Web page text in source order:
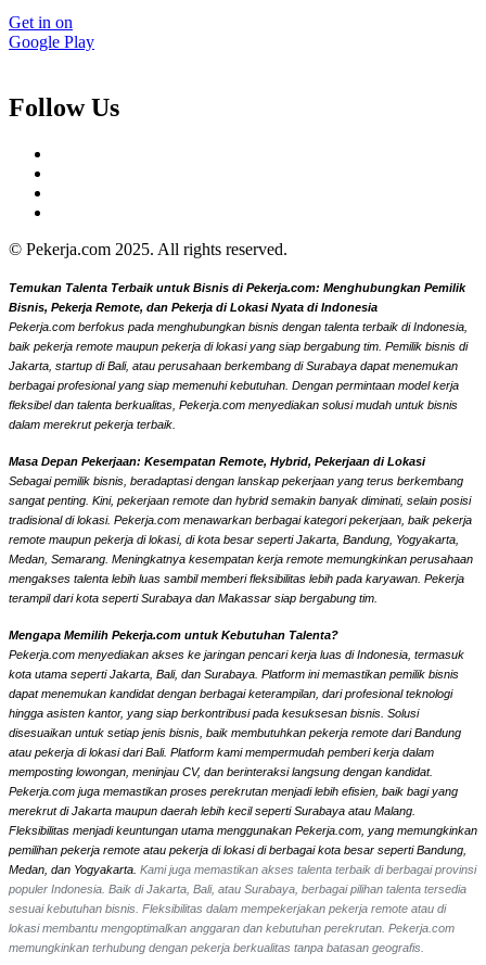
Get in on
Google Play
Follow Us
© Pekerja.com 2025. All rights reserved.
Temukan Talenta Terbaik untuk Bisnis di Pekerja.com: Menghubungkan Pemilik
Bisnis, Pekerja Remote, dan Pekerja di Lokasi Nyata di Indonesia
Pekerja.com berfokus pada menghubungkan bisnis dengan talenta terbaik di Indonesia,
baik pekerja remote maupun pekerja di lokasi yang siap bergabung tim. Pemilik bisnis di
Jakarta, startup di Bali, atau perusahaan berkembang di Surabaya dapat menemukan
berbagai profesional yang siap memenuhi kebutuhan. Dengan permintaan model kerja
fleksibel dan talenta berkualitas, Pekerja.com menyediakan solusi mudah untuk bisnis
dalam merekrut pekerja terbaik.
Masa Depan Pekerjaan: Kesempatan Remote, Hybrid, Pekerjaan di Lokasi
Sebagai pemilik bisnis, beradaptasi dengan lanskap pekerjaan yang terus berkembang
sangat penting. Kini, pekerjaan remote dan hybrid semakin banyak diminati, selain posisi
tradisional di lokasi. Pekerja.com menawarkan berbagai kategori pekerjaan, baik pekerja
remote maupun pekerja di lokasi, di kota besar seperti Jakarta, Bandung, Yogyakarta,
Medan, Semarang. Meningkatnya kesempatan kerja remote memungkinkan perusahaan
mengakses talenta lebih luas sambil memberi fleksibilitas lebih pada karyawan. Pekerja
terampil dari kota seperti Surabaya dan Makassar siap bergabung tim.
Mengapa Memilih Pekerja.com untuk Kebutuhan Talenta?
Pekerja.com menyediakan akses ke jaringan pencari kerja luas di Indonesia, termasuk
kota utama seperti Jakarta, Bali, dan Surabaya. Platform ini memastikan pemilik bisnis
dapat menemukan kandidat dengan berbagai keterampilan, dari profesional teknologi
hingga asisten kantor, yang siap berkontribusi pada kesuksesan bisnis. Solusi
disesuaikan untuk setiap jenis bisnis, baik membutuhkan pekerja remote dari Bandung
atau pekerja di lokasi dari Bali. Platform kami mempermudah pemberi kerja dalam
memposting lowongan, meninjau CV, dan berinteraksi langsung dengan kandidat.
Pekerja.com juga memastikan proses perekrutan menjadi lebih efisien, baik bagi yang
merekrut di Jakarta maupun daerah lebih kecil seperti Surabaya atau Malang.
Fleksibilitas menjadi keuntungan utama menggunakan Pekerja.com, yang memungkinkan
pemilihan pekerja remote atau pekerja di lokasi di berbagai kota besar seperti Bandung,
Medan, dan Yogyakarta. Kami juga memastikan akses talenta terbaik di berbagai provinsi
populer Indonesia. Baik di Jakarta, Bali, atau Surabaya, berbagai pilihan talenta tersedia
sesuai kebutuhan bisnis. Fleksibilitas dalam mempekerjakan pekerja remote atau di
lokasi membantu mengoptimalkan anggaran dan kebutuhan perekrutan. Pekerja.com
memungkinkan terhubung dengan pekerja berkualitas tanpa batasan geografis.